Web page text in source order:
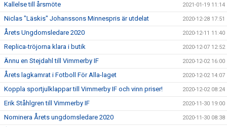
Kallelse till årsmöte 2021-01-19 11:14
Niclas "Läskis" Johanssons Minnespris är utdelat 2020-12-28 17:51
Årets Ungdomsledare 2020 2020-12-11 11:40
Replica-tröjorna klara i butik 2020-12-07 12:52
Ännu en Stejdahl till Vimmerby IF 2020-12-02 16:00
Årets lagkamrat i Fotboll För Alla-laget 2020-12-02 14:07
Koppla sportjulklappar till Vimmerby IF och vinn priser! 2020-12-02 08:24
Erik Ståhlgren till Vimmerby IF 2020-11-30 19:00
Nominera Årets ungdomsledare 2020 2020-11-30 08:38